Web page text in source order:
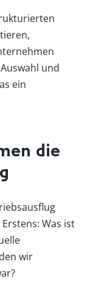
und
ein
die
Was ist
wir